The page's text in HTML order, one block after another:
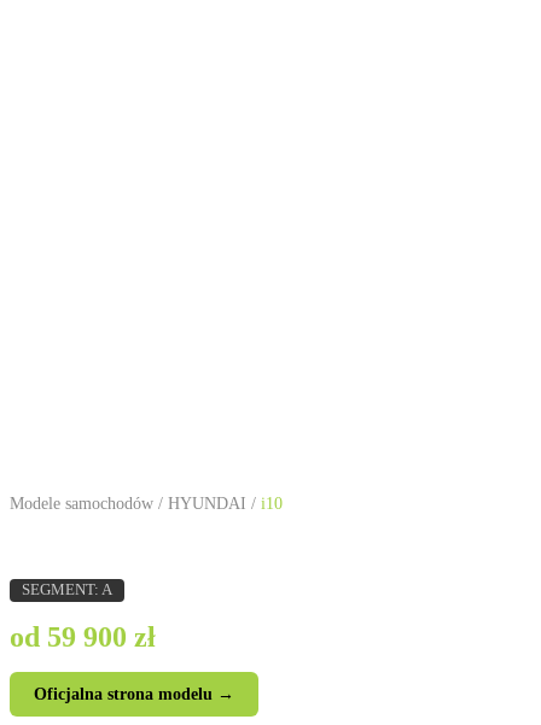
Modele samochodów / HYUNDAI / i10
SEGMENT: A
od 59 900 zł
Oficjalna strona modelu →